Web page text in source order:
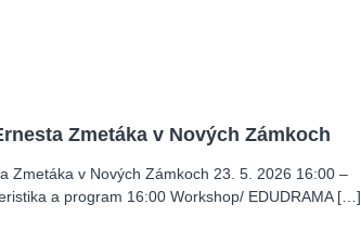
Zmetáka v Nových Zámkoch
Zmetáka v Nových Zámkoch 23. 5. 2026 16:00 –
a program 16:00 Workshop/ EDUDRAMA […]